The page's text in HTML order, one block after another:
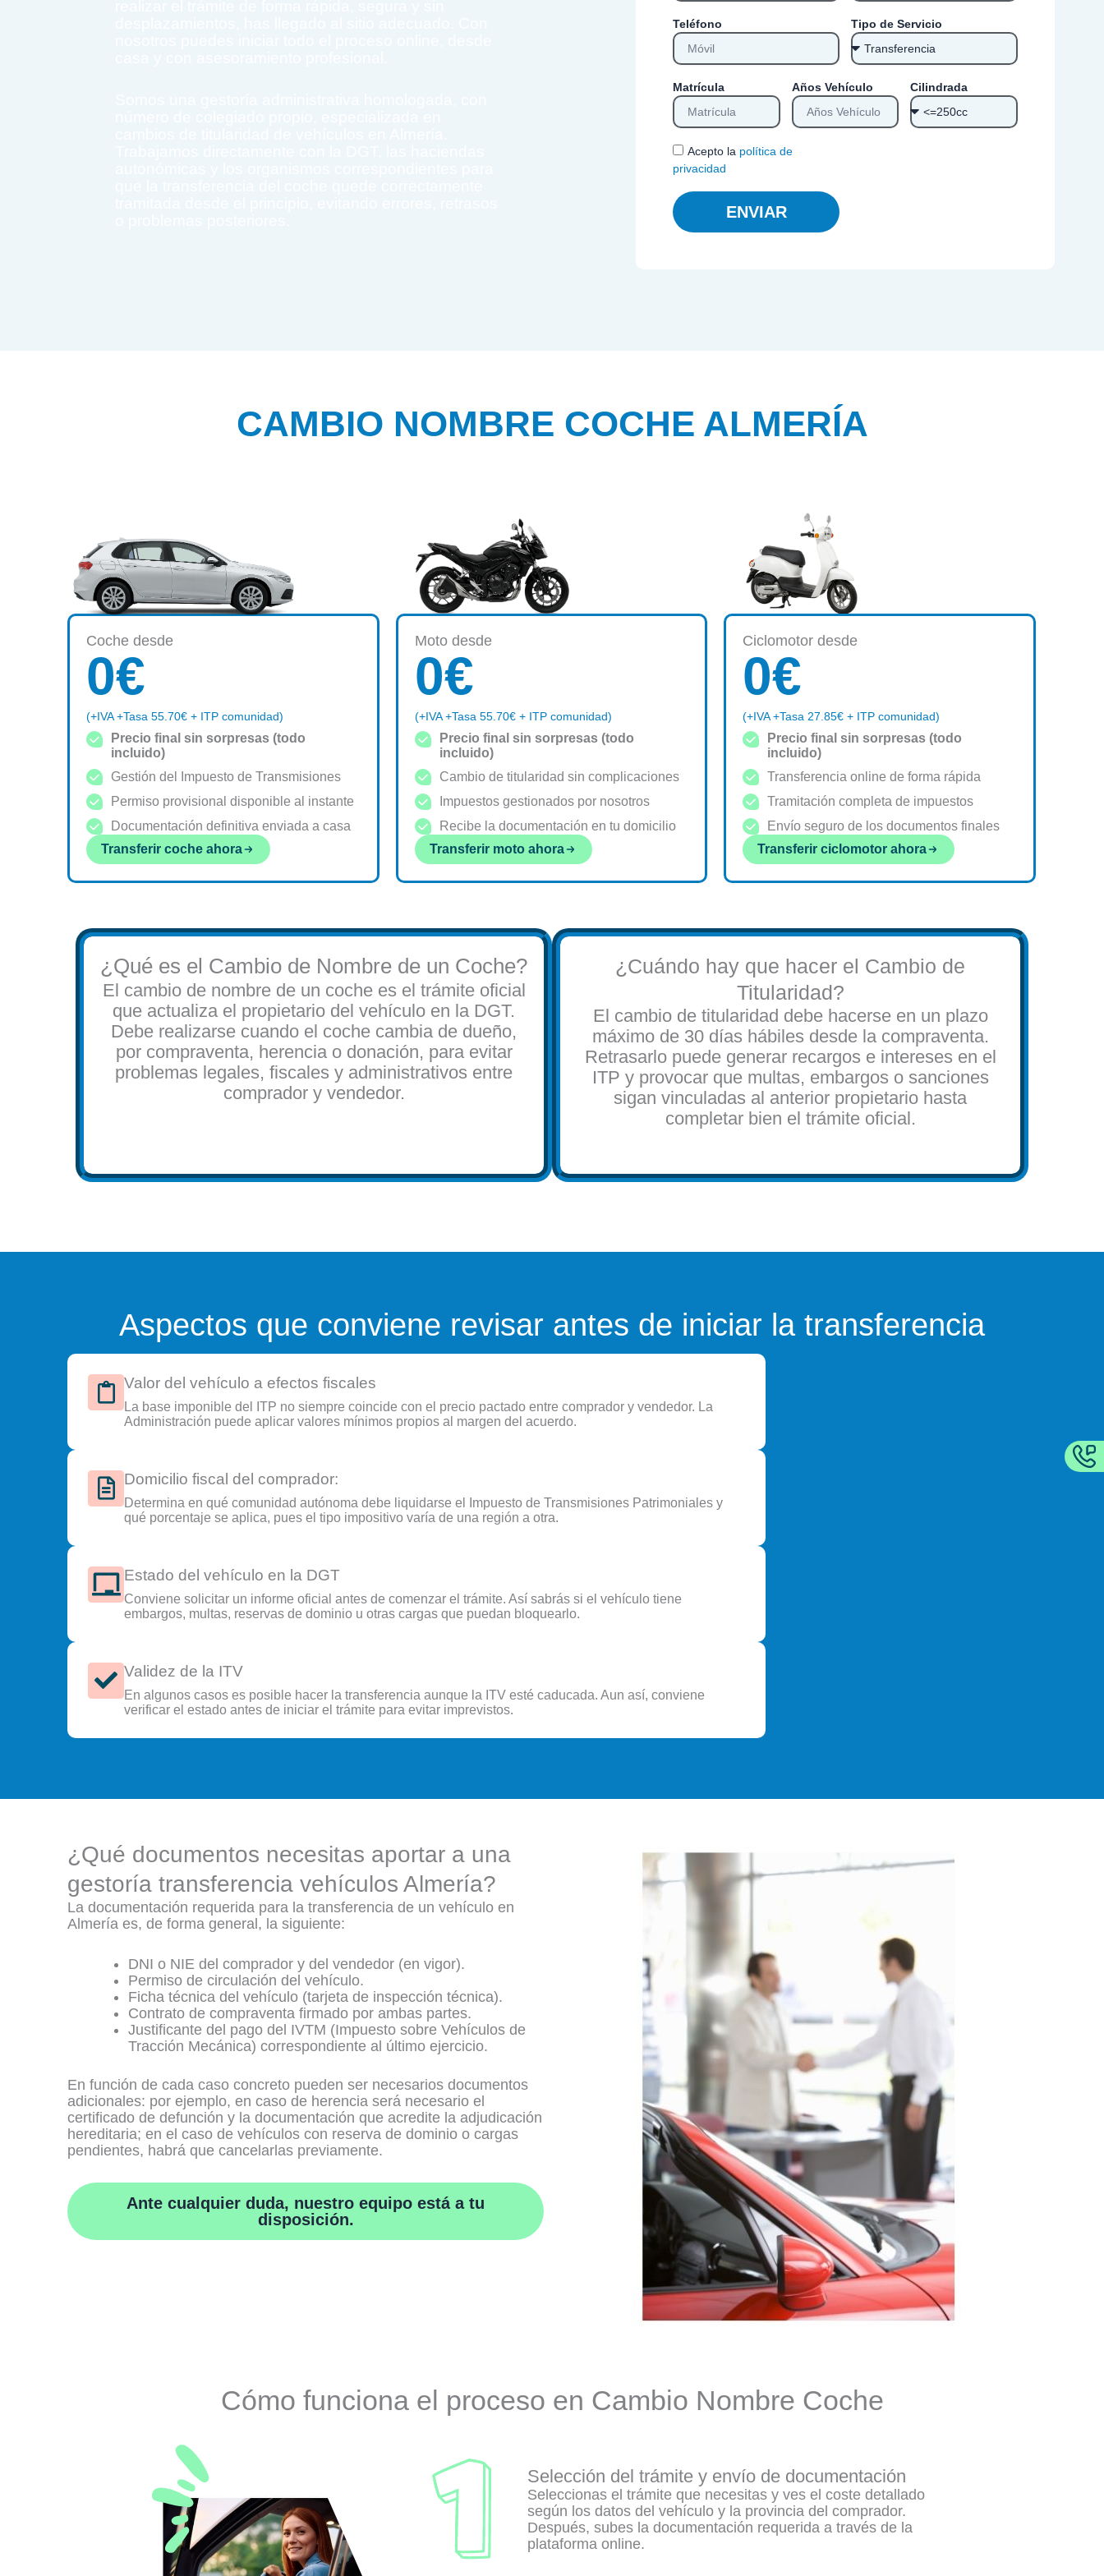
Teléfono Tipo de Servicio
Matrícula Años Vehículo Cilindrada
Acepto la política de
privacidad
ENVIAR
CAMBIO NOMBRE COCHE ALMERÍA
Coche desde
(+IVA +Tasa 55.70€ + ITP comunidad)
0€
Precio final sin sorpresas (todo
incluido)
Gestión del Impuesto de Transmisiones
Permiso provisional disponible al instante
Documentación definitiva enviada a casa
Transferir coche ahora
Moto desde
(+IVA +Tasa 55.70€ + ITP comunidad)
0€
Precio final sin sorpresas (todo
incluido)
Cambio de titularidad sin complicaciones
Impuestos gestionados por nosotros
Recibe la documentación en tu domicilio
Transferir moto ahora
Ciclomotor desde
(+IVA +Tasa 27.85€ + ITP comunidad)
0€
Precio final sin sorpresas (todo
incluido)
Transferencia online de forma rápida
Tramitación completa de impuestos
Envío seguro de los documentos finales
Transferir ciclomotor ahora
¿Qué es el Cambio de Nombre de un Coche?
El cambio de nombre de un coche es el trámite oficial
que actualiza el propietario del vehículo en la DGT.
Debe realizarse cuando el coche cambia de dueño,
por compraventa, herencia o donación, para evitar
problemas legales, fiscales y administrativos entre
comprador y vendedor.
¿Cuándo hay que hacer el Cambio de
Titularidad?
El cambio de titularidad debe hacerse en un plazo
máximo de 30 días hábiles desde la compraventa.
Retrasarlo puede generar recargos e intereses en el
ITP y provocar que multas, embargos o sanciones
sigan vinculadas al anterior propietario hasta
completar bien el trámite oficial.
Aspectos que conviene revisar antes de iniciar la transferencia
Validez de la ITV
En algunos casos es posible hacer la transferencia aunque la ITV esté caducada. Aun así, conviene
verificar el estado antes de iniciar el trámite para evitar imprevistos.
Estado del vehículo en la DGT
Conviene solicitar un informe oficial antes de comenzar el trámite. Así sabrás si el vehículo tiene
embargos, multas, reservas de dominio u otras cargas que puedan bloquearlo.
Domicilio fiscal del comprador:
Determina en qué comunidad autónoma debe liquidarse el Impuesto de Transmisiones Patrimoniales y
qué porcentaje se aplica, pues el tipo impositivo varía de una región a otra.
Valor del vehículo a efectos fiscales
La base imponible del ITP no siempre coincide con el precio pactado entre comprador y vendedor. La
Administración puede aplicar valores mínimos propios al margen del acuerdo.
¿Qué documentos necesitas aportar a una
gestoría transferencia vehículos Almería?
La documentación requerida para la transferencia de un vehículo en
Almería es, de forma general, la siguiente:
DNI o NIE del comprador y del vendedor (en vigor).
Permiso de circulación del vehículo.
Ficha técnica del vehículo (tarjeta de inspección técnica).
Contrato de compraventa firmado por ambas partes.
Justificante del pago del IVTM (Impuesto sobre Vehículos de
Tracción Mecánica) correspondiente al último ejercicio.
En función de cada caso concreto pueden ser necesarios documentos
adicionales: por ejemplo, en caso de herencia será necesario el
certificado de defunción y la documentación que acredite la adjudicación
hereditaria; en el caso de vehículos con reserva de dominio o cargas
pendientes, habrá que cancelarlas previamente.
Ante cualquier duda, nuestro equipo está a tu
disposición.
Cómo funciona el proceso en Cambio Nombre Coche
Selección del trámite y envío de documentación
Seleccionas el trámite que necesitas y ves el coste detallado
según los datos del vehículo y la provincia del comprador.
Después, subes la documentación requerida a través de la
plataforma online.